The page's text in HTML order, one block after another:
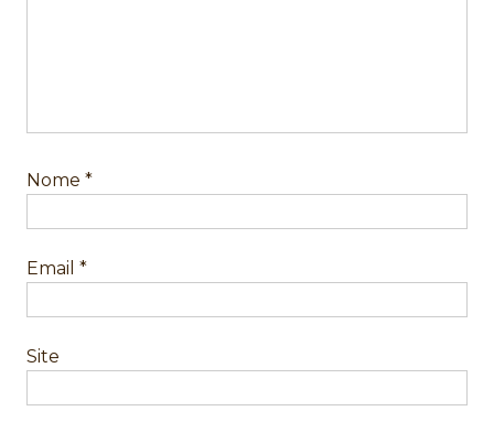
Nome *
Email *
Site